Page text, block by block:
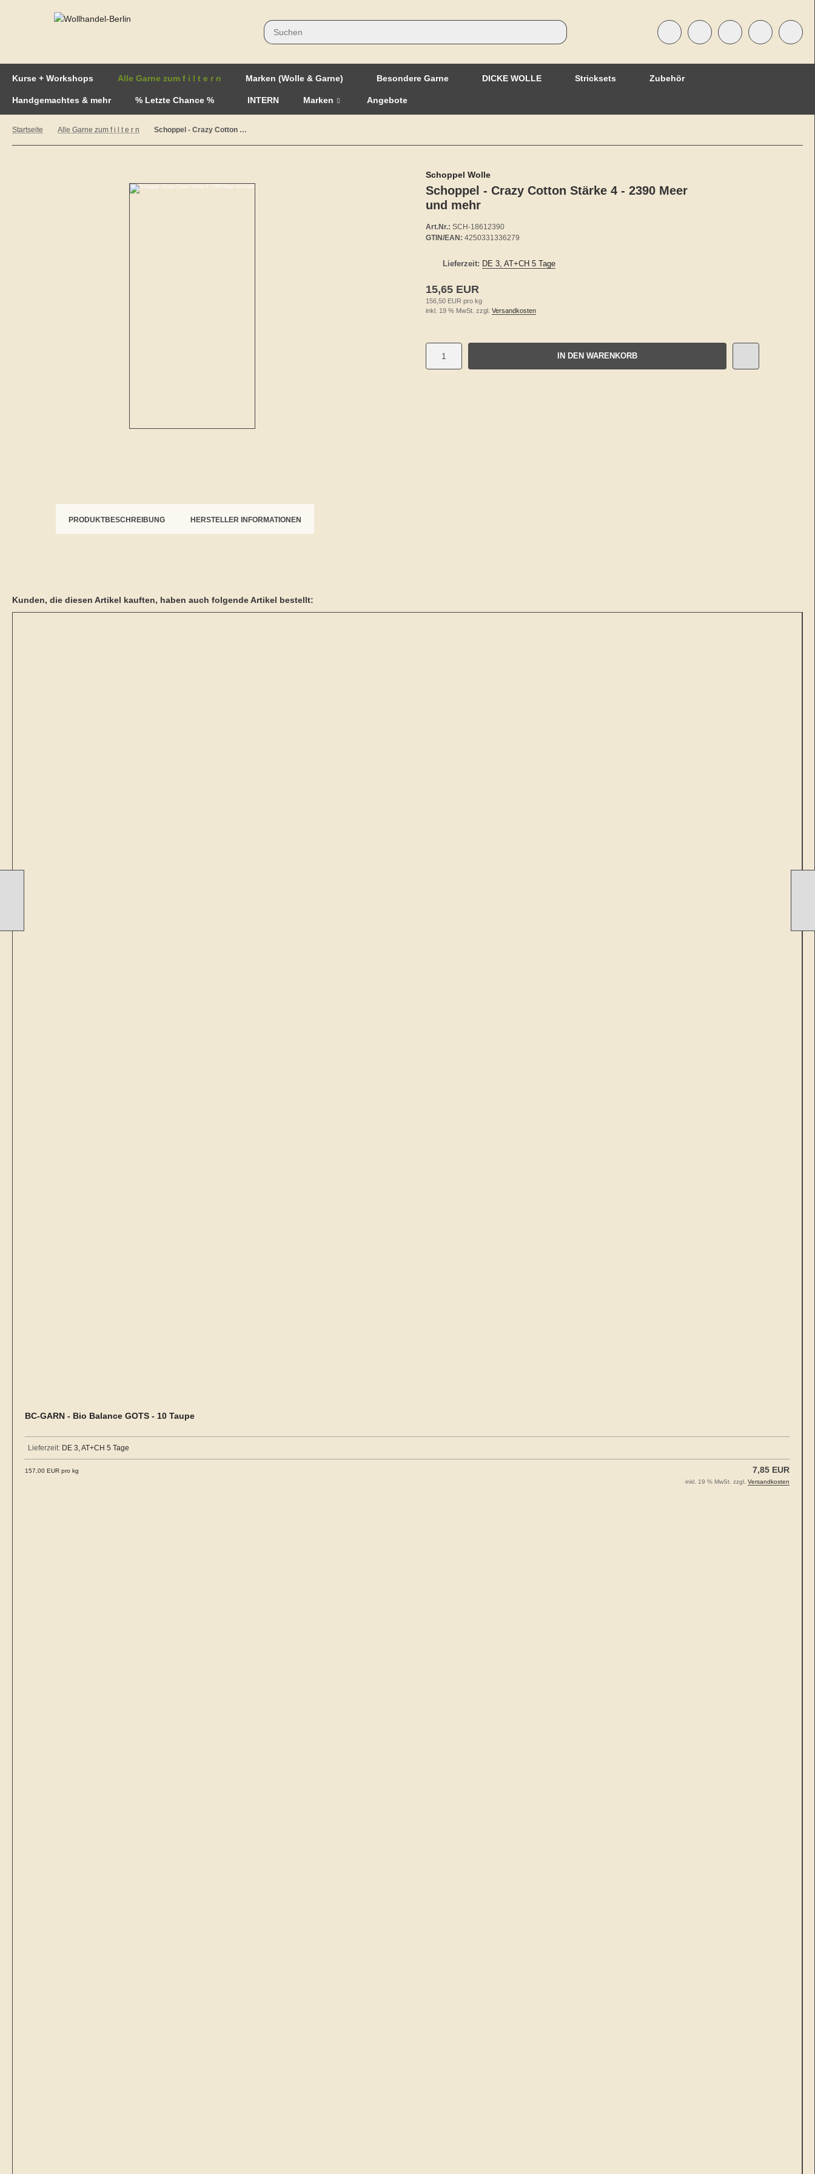
Kurse + Workshops Alle Garne zum f i l t e r n Marken (Wolle & Garne) Besondere Garne DICKE WOLLE Stricksets Zubehör
Handgemachtes & mehr % Letzte Chance % INTERN Marken Angebote
Startseite Alle Garne zum f i l t e r n Schoppel - Crazy Cotton Stärke 4 - 2390 Meer und mehr
Schoppel Wolle
Schoppel - Crazy Cotton Stärke 4 - 2390 Meer
und mehr
Art.Nr.: SCH-18612390
GTIN/EAN: 4250331336279
Lieferzeit: DE 3, AT+CH 5 Tage
15,65 EUR
156,50 EUR pro kg
inkl. 19 % MwSt. zzgl. Versandkosten
IN DEN WARENKORB
PRODUKTBESCHREIBUNG HERSTELLER INFORMATIONEN
Kunden, die diesen Artikel kauften, haben auch folgende Artikel bestellt:
BC-GARN - Bio Balance GOTS - 10 Taupe
Lieferzeit: DE 3, AT+CH 5 Tage
7,85 EUR
157,00 EUR pro kg
inkl. 19 % MwSt. zzgl. Versandkosten